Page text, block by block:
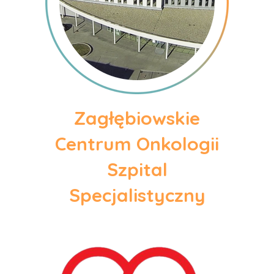
Zagłębiowskie
Centrum Onkologii
Szpital
Specjalistyczny